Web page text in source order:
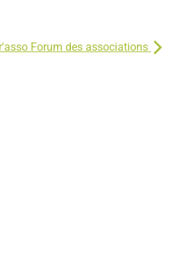
Forum des associations